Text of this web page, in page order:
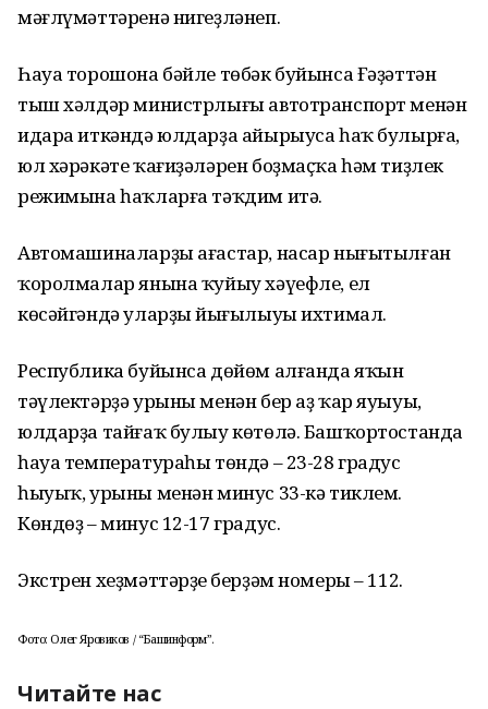
мәғлүмәттәренә нигеҙләнеп.
Һауа торошона бәйле төбәк буйынса Ғәҙәттән
тыш хәлдәр министрлығы автотранспорт менән
идара иткәндә юлдарҙа айырыуса һаҡ булырға,
юл хәрәкәте ҡағиҙәләрен боҙмаҫҡа һәм тиҙлек
режимына һаҡларға тәҡдим итә.
Автомашиналарҙы ағастар, насар нығытылған
ҡоролмалар янына ҡуйыу хәүефле, ел
көсәйгәндә уларҙың йығылыуы ихтимал.
Республика буйынса дөйөм алғанда яҡын
тәүлектәрҙә урыны менән бер аҙ ҡар яуыуы,
юлдарҙа тайғаҡ булыу көтөлә. Башҡортостанда
һауа температураһы төндә – 23-28 градус
һыуыҡ, урыны менән минус 33-кә тиклем.
Көндөҙ – минус 12-17 градус.
Экстрен хеҙмәттәрҙең берҙәм номеры – 112.
Фото: Олег Яровиков / “Башинформ”.
Читайте нас